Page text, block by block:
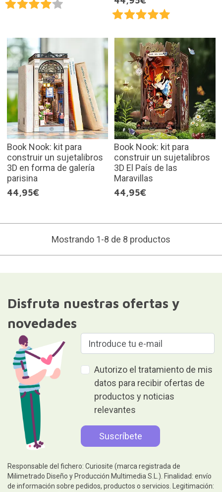
Book Nook: kit para
construir un sujetalibros
3D en forma de galería
parisina
44,95€
Book Nook: kit para
construir un sujetalibros
3D El País de las
Maravillas
44,95€
Mostrando 1-8 de 8 productos
Disfruta nuestras ofertas y
novedades
Autorizo el tratamiento de mis
datos para recibir ofertas de
productos y noticias
relevantes
Responsable del fichero: Curiosite (marca registrada de
Milimetrado Diseño y Producción Multimedia S.L.). Finalidad: envío
de información sobre pedidos, productos o servicios. Legitimación: